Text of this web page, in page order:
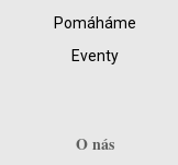
Pomáháme
Eventy
O nás